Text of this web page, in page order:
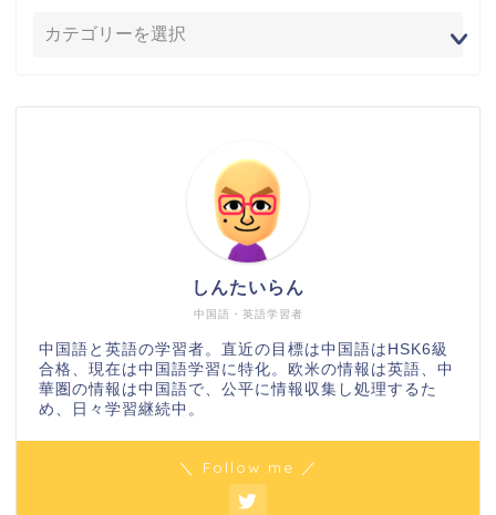
中国語・英語学習者
しんたいらん
中国語と英語の学習者。直近の目標は中国語はHSK6級
合格、現在は中国語学習に特化。欧米の情報は英語、中
華圏の情報は中国語で、公平に情報収集し処理するた
め、日々学習継続中。
＼ Follow me ／